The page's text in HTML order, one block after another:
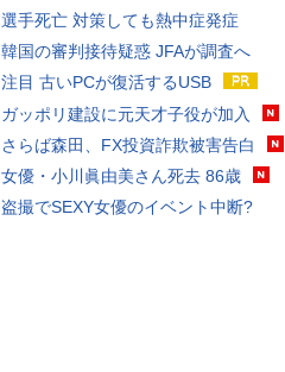
選手死亡 対策しても熱中症発症
韓国の審判接待疑惑 JFAが調査へ
注目 古いPCが復活するUSB
ガッポリ建設に元天才子役が加入
さらば森田、FX投資詐欺被害告白
女優・小川眞由美さん死去 86歳
盗撮でSEXY女優のイベント中断?